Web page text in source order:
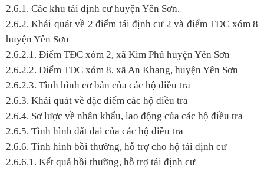
2.6.1. Các khu tái định cư huyện Yên Sơn.
2.6.2. Khái quát về 2 điểm tái định cư 2 và điểm TĐC xóm 8
huyện Yên Sơn
2.6.2.1. Điểm TĐC xóm 2, xã Kim Phú huyện Yên Sơn
2.6.2.2. Điểm TĐC xóm 8, xã An Khang, huyện Yên Sơn
2.6.2.3. Tình hình cơ bản của các hộ điều tra
2.6.3. Khái quát về đặc điểm các hộ điều tra
2.6.4. Sơ lược về nhân khẩu, lao động của các hộ điều tra
2.6.5. Tình hình đất đai của các hộ điều tra
2.6.6. Tình hình bồi thường, hỗ trợ cho hộ tái định cư
2.6.6.1. Kết quả bồi thường, hỗ trợ tái định cư